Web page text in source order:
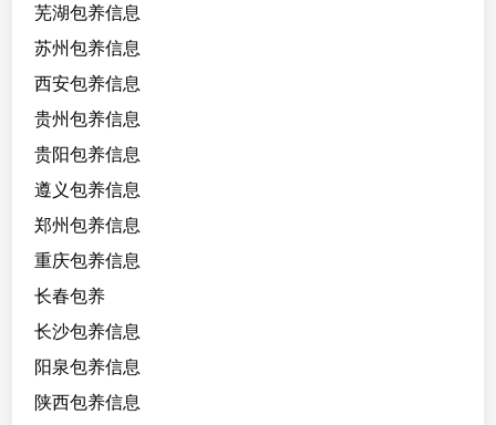
芜湖包养信息
苏州包养信息
西安包养信息
贵州包养信息
贵阳包养信息
遵义包养信息
郑州包养信息
重庆包养信息
长春包养
长沙包养信息
阳泉包养信息
陕西包养信息